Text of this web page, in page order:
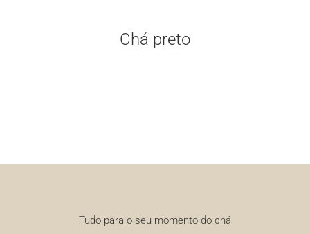
Chá preto
Tudo para o seu momento do chá